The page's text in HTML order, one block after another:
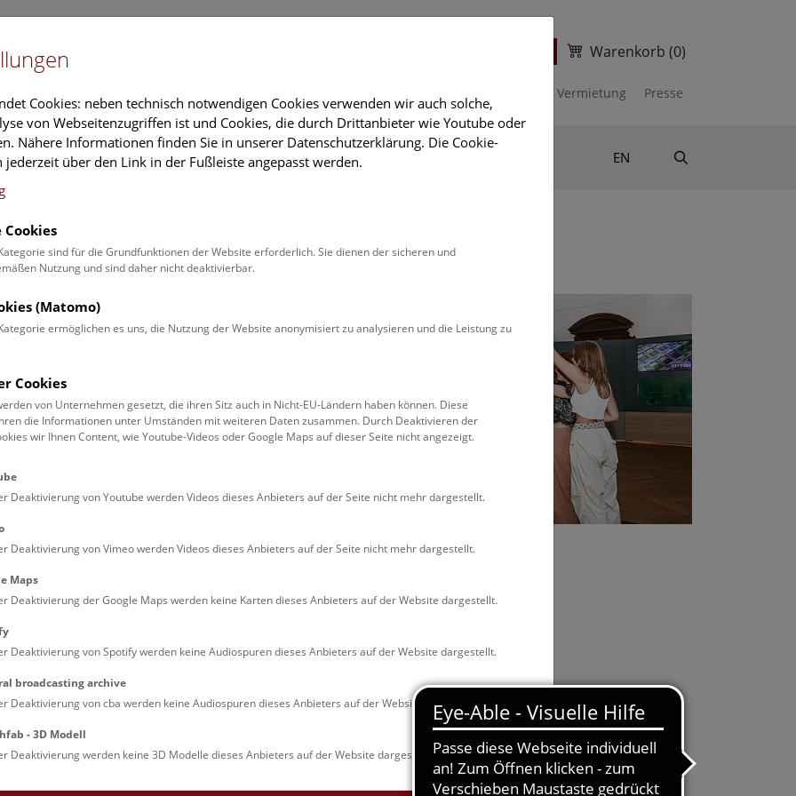
Warenkorb (0)
Vermietung Presse
Führungen & Aktivitäten Deck 50 EN
| Dinoshow
Multimedia-Showauf Deck
hautnah zu
Einblicke in die
Zeitreise in die
Besondere dabei? Man
selbst zu einem Teil der
Schulferien, um 10:30
ein gültiges Eintrittsticket
Cookies: neben technisch notwendigen Cookies verwenden wir auch solche,
von Webseitenzugriffen ist und Cookies, die durch Drittanbieter wie Youtube oder
Nähere Informationen finden Sie in unserer Datenschutzerklärung. Die Cookie-
jederzeit über den Link in der Fußleiste angepasst werden.
sind für die Grundfunktionen der Website erforderlich. Sie dienen der sicheren und
Nutzung und sind daher nicht deaktivierbar.
(Matomo)
ermöglichen es uns, die Nutzung der Website anonymisiert zu analysieren und die Leistung zu
Cookies
von Unternehmen gesetzt, die ihren Sitz auch in Nicht-EU-Ländern haben können. Diese
die Informationen unter Umständen mit weiteren Daten zusammen. Durch Deaktivieren der
wir Ihnen Content, wie Youtube-Videos oder Google Maps auf dieser Seite nicht angezeigt.
Deaktivierung von Youtube werden Videos dieses Anbieters auf der Seite nicht mehr dargestellt.
Deaktivierung von Vimeo werden Videos dieses Anbieters auf der Seite nicht mehr dargestellt.
Maps
Deaktivierung der Google Maps werden keine Karten dieses Anbieters auf der Website dargestellt.
Deaktivierung von Spotify werden keine Audiospuren dieses Anbieters auf der Website dargestellt.
broadcasting archive
Deaktivierung von cba werden keine Audiospuren dieses Anbieters auf der Website dargestellt.
- 3D Modell
Deaktivierung werden keine 3D Modelle dieses Anbieters auf der Website dargestellt.